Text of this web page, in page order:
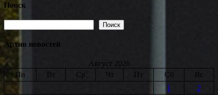
Поиск
Поиск
Архив новостей
Август 2026
Пн
Вт Ср Чт Пт Сб
Вс
1
2